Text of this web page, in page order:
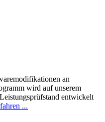
an
wird auf unserem
entwickelt
...